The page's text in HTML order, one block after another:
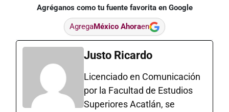
Agréganos como tu fuente favorita en Google
AgregaMéxico Ahoraen
Justo Ricardo
Licenciado en Comunicación
por la Facultad de Estudios
Superiores Acatlán, se